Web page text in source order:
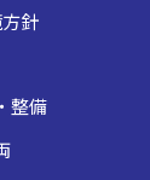
針
整備